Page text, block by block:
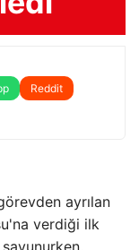
Reddit
ayrılan
verdiği ilk